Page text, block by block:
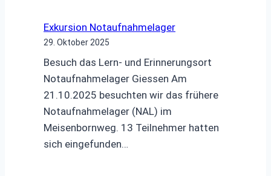
Exkursion Notaufnahmelager
29. Oktober 2025
Besuch das Lern- und Erinnerungsort
Notaufnahmelager Giessen Am
21.10.2025 besuchten wir das frühere
Notaufnahmelager (NAL) im
Meisenbornweg. 13 Teilnehmer hatten
sich eingefunden…